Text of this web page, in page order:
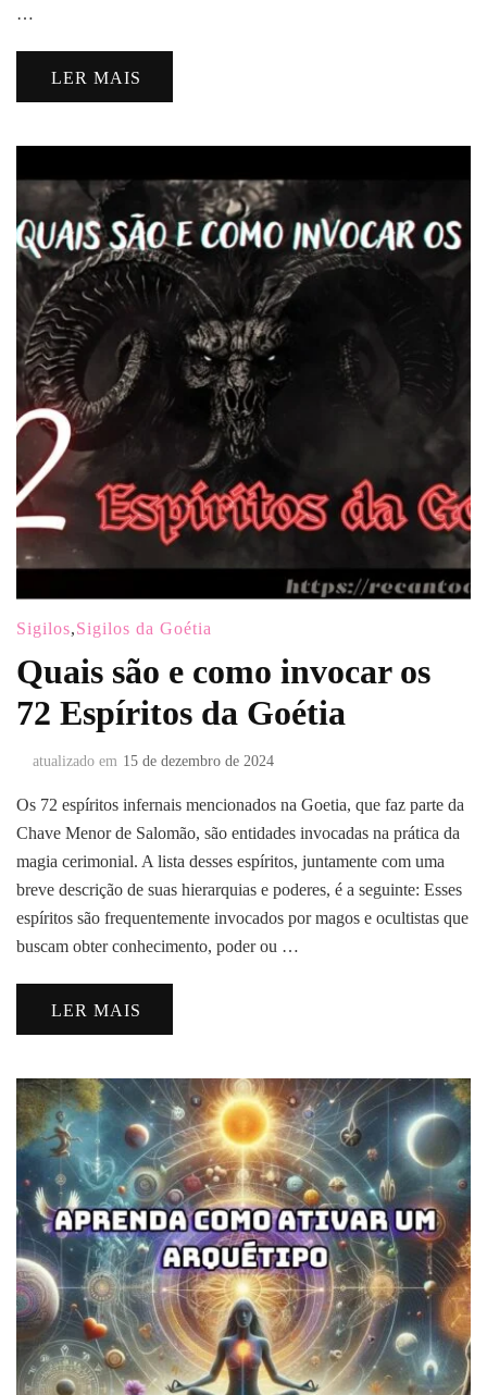
…
LER MAIS
Sigilos,Sigilos da Goétia
Quais são e como invocar os
72 Espíritos da Goétia
atualizado em 15 de dezembro de 2024
Os 72 espíritos infernais mencionados na Goetia, que faz parte da
Chave Menor de Salomão, são entidades invocadas na prática da
magia cerimonial. A lista desses espíritos, juntamente com uma
breve descrição de suas hierarquias e poderes, é a seguinte: Esses
espíritos são frequentemente invocados por magos e ocultistas que
buscam obter conhecimento, poder ou …
LER MAIS